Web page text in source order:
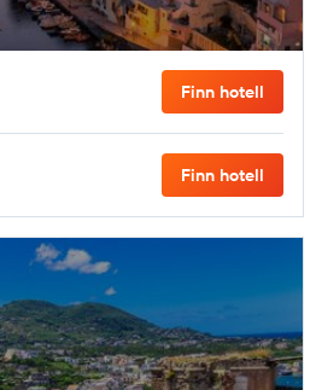
Finn hotell
Finn hotell